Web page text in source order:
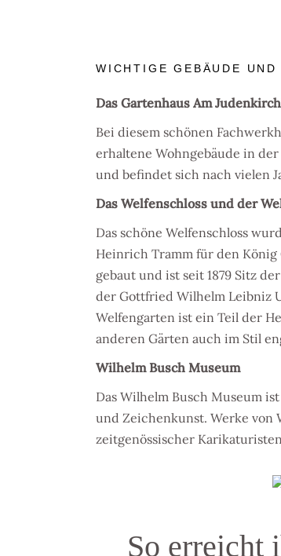
WICHTIGE GEBÄUDE UND
Das Gartenhaus Am
Bei diesem schönen
erhaltene Wohngebäude in
und befindet sich nach vielen
Das Welfenschloss und der
Das schöne Welfenschloss
Heinrich Tramm für den König
gebaut und ist seit 1879 Sitz
der Gottfried Wilhelm Leibniz
Welfengarten ist ein Teil der
anderen Gärten auch im Stil
Wilhelm Busch Museum
Das Wilhelm Busch Museum
und Zeichenkunst. Werke von
zeitgenössischer
So erreicht